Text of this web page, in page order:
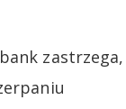
zastrzega,